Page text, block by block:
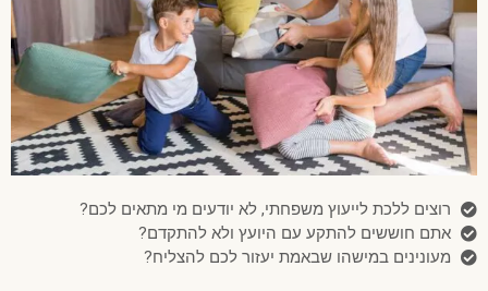
רוצים ללכת לייעוץ משפחתי, לא יודעים מי מתאים לכם?
אתם חוששים להתקע עם היועץ ולא להתקדם?
מעונינים במישהו שבאמת יעזור לכם להצליח?